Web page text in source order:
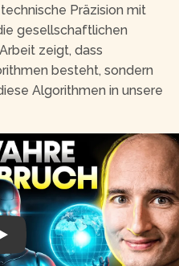
Präzision mit
gesellschaftlichen
zeigt, dass
besteht, sondern
Algorithmen in unsere